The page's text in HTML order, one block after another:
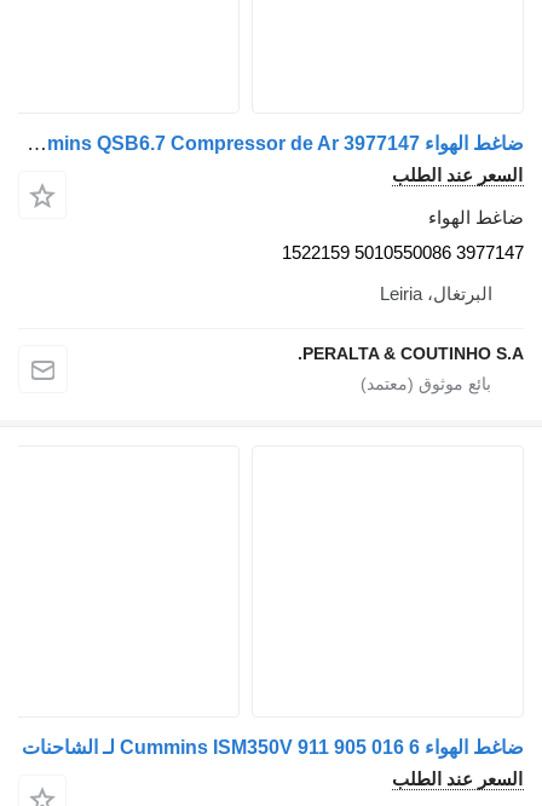
ضاغط الهواء Cummins QSB6.7 Compressor de Ar 3977147 لـ الشاحنات Cummins
السعر عند الطلب
ضاغط الهواء
3977147 5010550086 1522159
البرتغال، Leiria
PERALTA & COUTINHO S.A.
ضاغط الهواء Cummins ISM350V 911 905 016 6 لـ الشاحنات
السعر عند الطلب